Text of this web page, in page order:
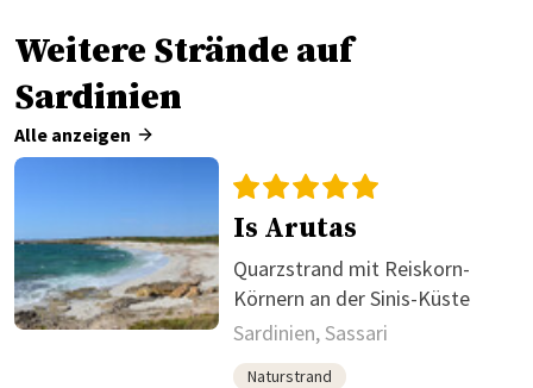
Weitere Strände auf
Sardinien
Alle anzeigen
Is Arutas
Quarzstrand mit Reiskorn-
Körnern an der Sinis-Küste
Sardinien, Sassari
Naturstrand